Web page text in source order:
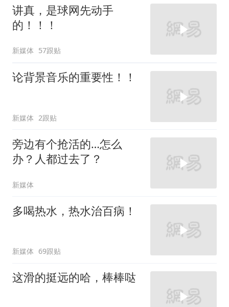
讲真，是球网先动手
的！！！
新媒体 57跟贴
论背景音乐的重要性！！
新媒体 2跟贴
旁边有个抢活的…怎么
办？人都过去了？
新媒体
多喝热水，热水治百病！
新媒体 69跟贴
这滑的挺远的哈，棒棒哒